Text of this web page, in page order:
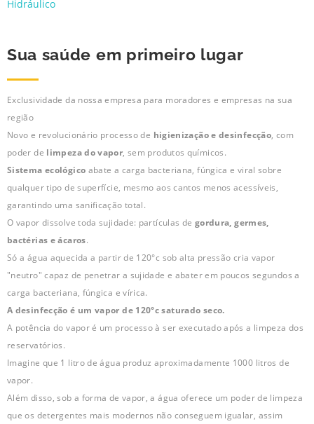
Hidráulico
Sua saúde em primeiro lugar
Exclusividade da nossa empresa para moradores e empresas na sua
região
Novo e revolucionário processo de higienização e desinfecção, com
poder de limpeza do vapor, sem produtos químicos.
Sistema ecológico abate a carga bacteriana, fúngica e viral sobre
qualquer tipo de superfície, mesmo aos cantos menos acessíveis,
garantindo uma sanificação total.
O vapor dissolve toda sujidade: partículas de gordura, germes,
bactérias e ácaros.
Só a água aquecida a partir de 120°c sob alta pressão cria vapor
"neutro" capaz de penetrar a sujidade e abater em poucos segundos a
carga bacteriana, fúngica e vírica.
A desinfecção é um vapor de 120°c saturado seco.
A potência do vapor é um processo à ser executado após a limpeza dos
reservatórios.
Imagine que 1 litro de água produz aproximadamente 1000 litros de
vapor.
Além disso, sob a forma de vapor, a água oferece um poder de limpeza
que os detergentes mais modernos não conseguem igualar, assim